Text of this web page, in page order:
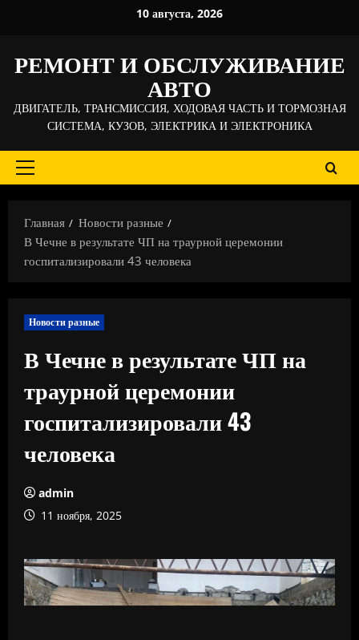
10 августа, 2026
РЕМОНТ И ОБСЛУЖИВАНИЕ
АВТО
ДВИГАТЕЛЬ, ТРАНСМИССИЯ, ХОДОВАЯ ЧАСТЬ И ТОРМОЗНАЯ
СИСТЕМА, КУЗОВ, ЭЛЕКТРИКА И ЭЛЕКТРОНИКА
Основное
Главная
Новости разные
В Чечне в результате ЧП на траурной церемонии
госпитализировали 43 человека
Новости разные
В Чечне в результате ЧП на
траурной церемонии
госпитализировали 43
человека
admin
11 ноября, 2025